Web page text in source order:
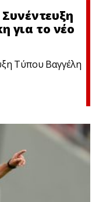
για το νέο
Τύπου Βαγγέλη